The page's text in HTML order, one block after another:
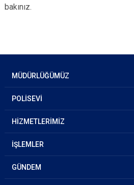
bakınız.
MÜDÜRLÜĞÜMÜZ
POLİSEVİ
HİZMETLERİMİZ
İŞLEMLER
GÜNDEM